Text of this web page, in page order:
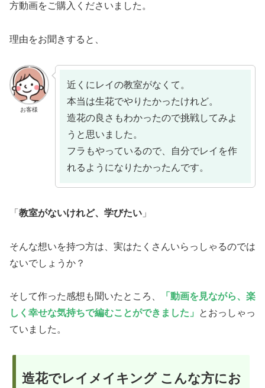
方動画をご購入くださいました。
理由をお聞きすると、
お客様
近くにレイの教室がなくて。
本当は生花でやりたかったけれど。
造花の良さもわかったので挑戦してみよ
うと思いました。
フラもやっているので、自分でレイを作
れるようになりたかったんです。
「 教室がないけれど、学びたい 」
そんな想いを持つ方は、実はたくさんいらっしゃるのでは
ないでしょうか？
そして作った感想も聞いたところ、
「動画を見ながら、楽
しく幸せな気持ちで編むことができました」
とおっしゃっ
ていました。
造花でレイメイキング こんな方にお